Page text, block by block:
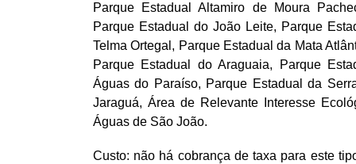
Parque Estadual Altamiro de Moura
Parque Estadual do João Leite, Parque
Telma Ortegal, Parque Estadual da Mata
Parque Estadual do Araguaia, Parque
Águas do Paraíso, Parque Estadual da
Jaraguá, Área de Relevante Interesse
Águas de São João.
Custo: não há cobrança de taxa para este